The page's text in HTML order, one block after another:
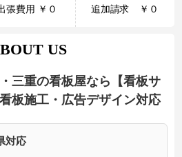
張費用 ￥０ 追加請求 ￥０
US
三重の看板屋なら【看板サ
板施工・広告デザイン対応
対応